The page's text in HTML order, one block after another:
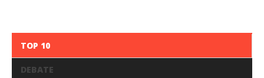
TOP 10
DEBATE